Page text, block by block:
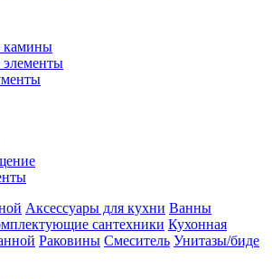
камины
элементы
Аксессуары для кухни Ванны
сантехники Кухонная
Раковины Смеситель Унитазы/биде